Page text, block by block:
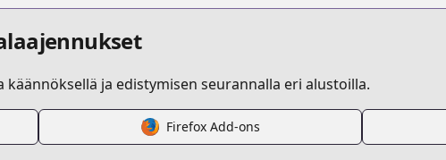
www.cdjapan.co.jp/product/NEOBK-2469751
ja edistymisen seurannalla eri alustoilla.
Firefox Add-ons